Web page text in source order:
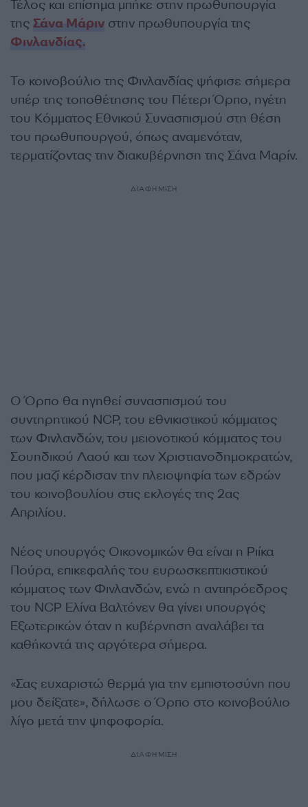
Τέλος και επίσημα μπήκε στην πρωθυπουργία
της Σάνα Μάριν στην πρωθυπουργία της
Φινλανδίας.
Το κοινοβούλιο της Φινλανδίας ψήφισε σήμερα
υπέρ της τοποθέτησης του Πέτερι Όρπο, ηγέτη
του Κόμματος Εθνικού Συνασπισμού στη θέση
του πρωθυπουργού, όπως αναμενόταν,
τερματίζοντας την διακυβέρνηση της Σάνα Μαρίν.
ΔΙΑΦΗΜΙΣΗ
Ο Όρπο θα ηγηθεί συνασπισμού του
συντηρητικού NCP, του εθνικιστικού κόμματος
των Φινλανδών, του μειονοτικού κόμματος του
Σουηδικού Λαού και των Χριστιανοδημοκρατών,
που μαζί κέρδισαν την πλειοψηφία των εδρών
του κοινοβουλίου στις εκλογές της 2ας
Απριλίου.
Νέος υπουργός Οικονομικών θα είναι η Ριίκα
Πούρα, επικεφαλής του ευρωσκεπτικιστικού
κόμματος των Φινλανδών, ενώ η αντιπρόεδρος
του NCP Ελίνα Βαλτόνεν θα γίνει υπουργός
Εξωτερικών όταν η κυβέρνηση αναλάβει τα
καθήκοντά της αργότερα σήμερα.
«Σας ευχαριστώ θερμά για την εμπιστοσύνη που
μου δείξατε», δήλωσε ο Όρπο στο κοινοβούλιο
λίγο μετά την ψηφοφορία.
ΔΙΑΦΗΜΙΣΗ